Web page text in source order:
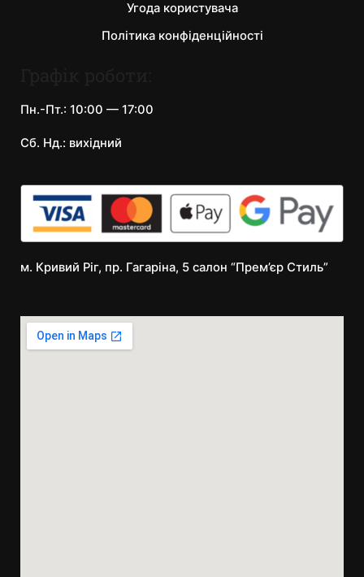
Угода користувача
Політика конфіденційності
Пн.-Пт.: 10:00 — 17:00
Сб. Нд.: вихідний
м. Кривий Ріг, пр. Гагаріна, 5 салон “Прем’єр Стиль”